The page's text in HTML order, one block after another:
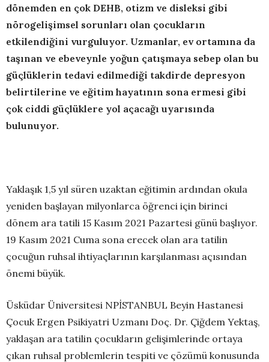
dönemden en çok DEHB, otizm ve disleksi gibi
nörogelişimsel sorunları olan çocukların
etkilendiğini vurguluyor. Uzmanlar, ev ortamına da
taşınan ve ebeveynle yoğun çatışmaya sebep olan bu
güçlüklerin tedavi edilmediği takdirde depresyon
belirtilerine ve eğitim hayatının sona ermesi gibi
çok ciddi güçlüklere yol açacağı uyarısında
bulunuyor.
Yaklaşık 1,5 yıl süren uzaktan eğitimin ardından okula
yeniden başlayan milyonlarca öğrenci için birinci
dönem ara tatili 15 Kasım 2021 Pazartesi günü başlıyor.
19 Kasım 2021 Cuma sona erecek olan ara tatilin
çocuğun ruhsal ihtiyaçlarının karşılanması açısından
önemi büyük.
Üsküdar Üniversitesi NPİSTANBUL Beyin Hastanesi
Çocuk Ergen Psikiyatri Uzmanı Doç. Dr. Çiğdem Yektaş,
yaklaşan ara tatilin çocukların gelişimlerinde ortaya
çıkan ruhsal problemlerin tespiti ve çözümü konusunda